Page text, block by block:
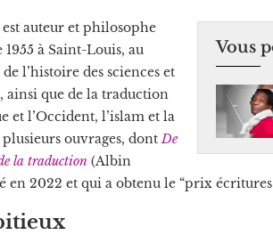
Vous
auteur et philosophe
à Saint-Louis, au
l’histoire des sciences et
que de la traduction
et l’Occident, l’islam et la
ouvrages, dontDe
la traduction (Albin
en 2022 et qui a obtenu le “prix